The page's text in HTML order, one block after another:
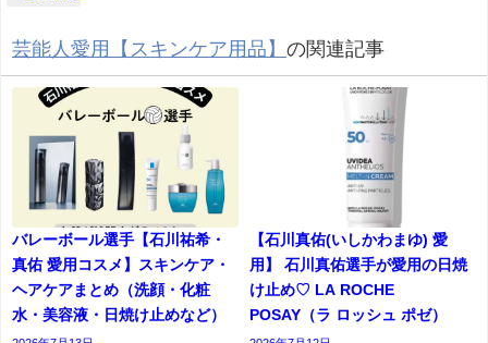
芸能人愛用【スキンケア用品】 の関連記事
バレーボール選手【石川祐希・
真佑 愛用コスメ】スキンケア・
ヘアケアまとめ（洗顔・化粧
水・美容液・日焼け止めなど）
【石川真佑(いしかわまゆ) 愛
用】 石川真佑選手が愛用の日焼
け止め♡ LA ROCHE
POSAY（ラ ロッシュ ポゼ）